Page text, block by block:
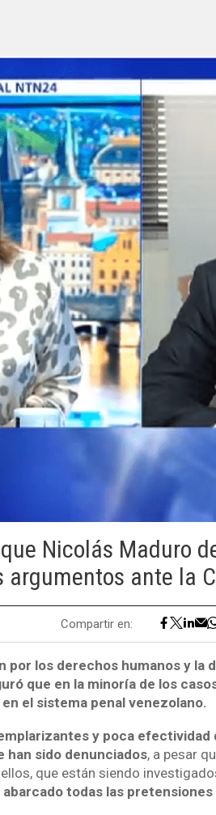
Nicolás Maduro
argumentos ante la
Compartir en:
por los derechos humanos y la
que en la minoría de los
el sistema penal venezolano.
y poca efectividad
han sido denunciados, a pesar
que están siendo
todas las